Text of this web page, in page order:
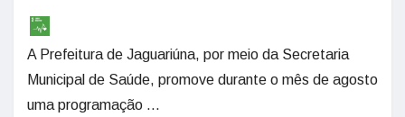
A Prefeitura de Jaguariúna, por meio da Secretaria
Municipal de Saúde, promove durante o mês de agosto
uma programação ...